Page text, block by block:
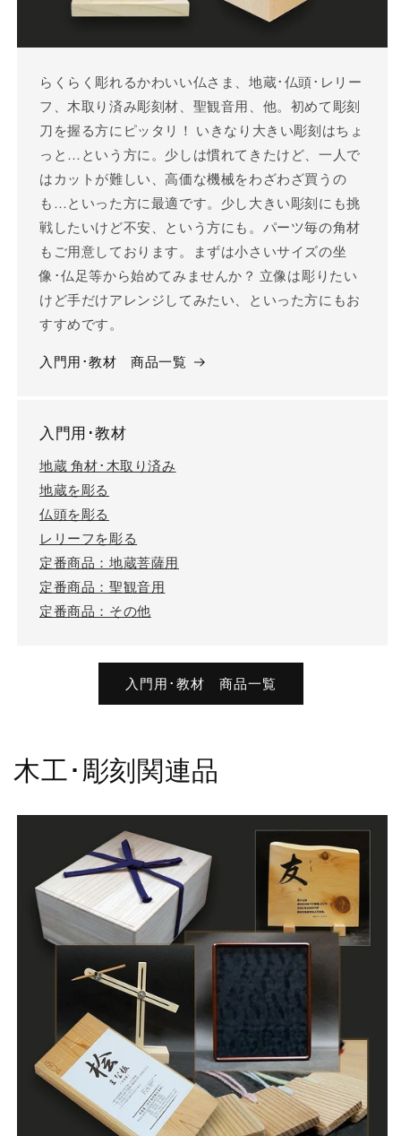
らくらく彫れるかわいい仏さま、地蔵･仏頭･レリー
フ、木取り済み彫刻材、聖観音用、他。初めて彫刻
刀を握る方にピッタリ！ いきなり大きい彫刻はちょ
っと…という方に。少しは慣れてきたけど、一人で
はカットが難しい、高価な機械をわざわざ買うの
も…といった方に最適です。少し大きい彫刻にも挑
戦したいけど不安、という方にも。パーツ毎の角材
もご用意しております。まずは小さいサイズの坐
像･仏足等から始めてみませんか？ 立像は彫りたい
けど手だけアレンジしてみたい、といった方にもお
すすめです。
入門用･教材 商品一覧
入門用･教材
地蔵 角材･木取り済み
地蔵を彫る
仏頭を彫る
レリーフを彫る
定番商品：地蔵菩薩用
定番商品：聖観音用
定番商品：その他
入門用･教材 商品一覧
木工･彫刻関連品